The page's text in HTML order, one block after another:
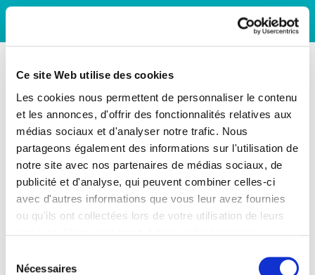
Ce site Web utilise des cookies
Les cookies nous permettent de personnaliser le contenu
et les annonces, d'offrir des fonctionnalités relatives aux
médias sociaux et d'analyser notre trafic. Nous
partageons également des informations sur l'utilisation de
notre site avec nos partenaires de médias sociaux, de
publicité et d'analyse, qui peuvent combiner celles-ci
avec d'autres informations que vous leur avez fournies
ou qu'ils ont collectées lors de votre utilisation de leurs
Nécessaires